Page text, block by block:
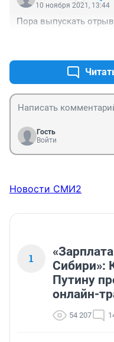
10 ноября 2021, 13:44
Пора выпускать
Гость
Войти
Новости СМИ2
1
Сибири»:
Путину
онлайн-
54 207